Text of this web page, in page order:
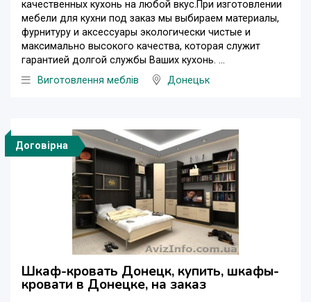
качественных кухонь на любой вкус.При изготовлении
мебели для кухни под заказ мы выбираем материалы,
фурнитуру и аксессуары экологически чистые и
максимально высокого качества, которaя служит
гарантией долгой службы Ваших кухонь. ...
Виготовлення меблів
Донецьк
Договірна
Шкаф-кровать Донецк, купить, шкафы-
кровати в Донецке, на заказ